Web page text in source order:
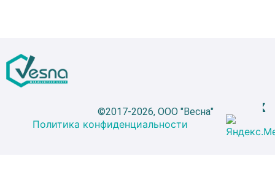
©2017-2026, ООО "Весна"
Политика конфиденциальности